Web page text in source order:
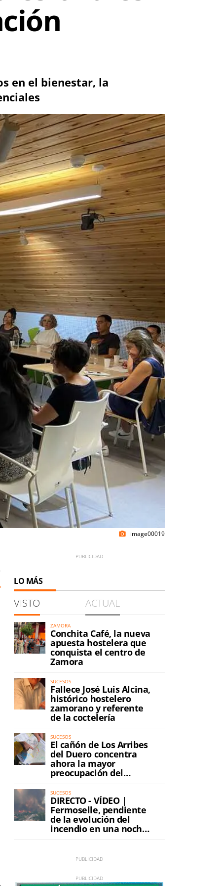
en el bienestar, la
photo_camera image00019
LO MÁS
VISTO ACTUAL
ZAMORA
Conchita Café, la nueva
apuesta hostelera que
conquista el centro de
Zamora
SUCESOS
Fallece José Luis Alcina,
histórico hostelero
zamorano y referente
de la coctelería
SUCESOS
El cañón de Los Arribes
del Duero concentra
ahora la mayor
preocupación del
incendio
SUCESOS
DIRECTO - VÍDEO |
Fermoselle, pendiente
de la evolución del
incendio en una noche